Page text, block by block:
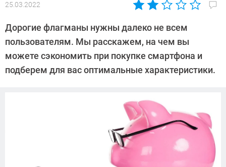
25.03.2022
Автор:
Дорогие флагманы нужны далеко не всем
пользователям. Мы расскажем, на чем вы
можете сэкономить при покупке смартфона и
подберем для вас оптимальные характеристики.